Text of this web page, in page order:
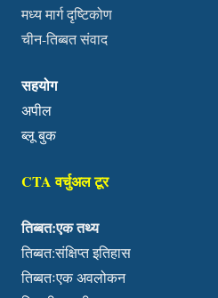
मध्य मार्ग दृष्टिकोण
चीन-तिब्बत संवाद
सहयोग
अपील
ब्लू बुक
CTA वर्चुअल टूर
तिब्बत:एक तथ्य
तिब्बत:संक्षिप्त इतिहास
तिब्बतःएक अवलोकन